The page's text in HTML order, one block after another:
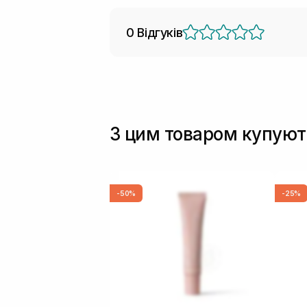
0 Відгуків
З цим товаром
-50% -25%